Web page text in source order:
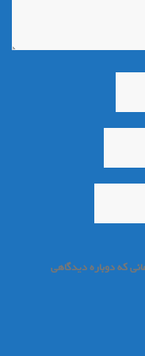
که دوباره دیدگاهی